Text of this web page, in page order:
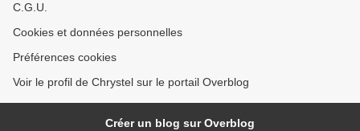
C.G.U.
Cookies et données personnelles
Préférences cookies
Voir le profil de Chrystel sur le portail Overblog
Créer un blog sur Overblog